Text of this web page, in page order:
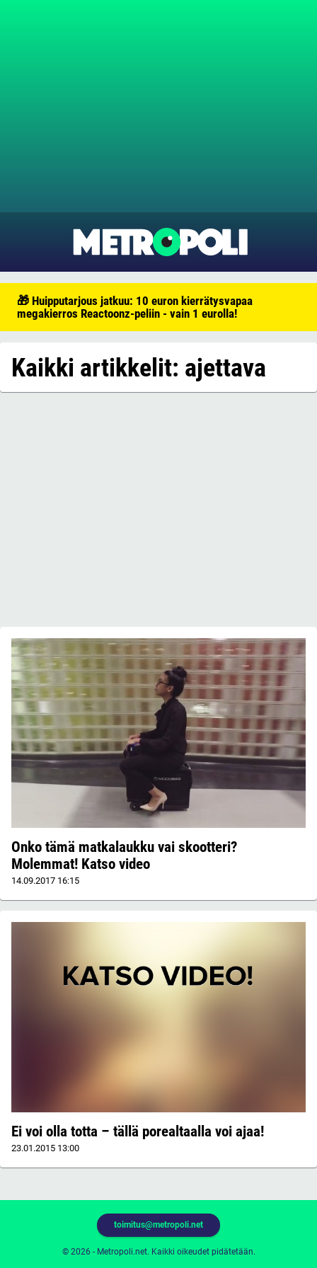
🎁 Huipputarjous jatkuu: 10 euron kierrätysvapaa
megakierros Reactoonz-peliin - vain 1 eurolla!
Kaikki artikkelit: ajettava
Onko tämä matkalaukku vai skootteri?
Molemmat! Katso video
14.09.2017 16:15
Ei voi olla totta – tällä porealtaalla voi ajaa!
23.01.2015 13:00
© 2026 - Metropoli.net. Kaikki oikeudet pidätetään.
toimitus@metropoli.net